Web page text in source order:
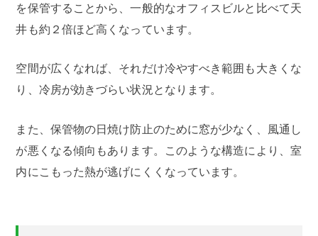
を保管することから、一般的なオフィスビルと比べて天
井も約２倍ほど高くなっています。
空間が広くなれば、それだけ冷やすべき範囲も大きくな
り、冷房が効きづらい状況となります。
また、保管物の日焼け防止のために窓が少なく、風通し
が悪くなる傾向もあります。このような構造により、室
内にこもった熱が逃げにくくなっています。